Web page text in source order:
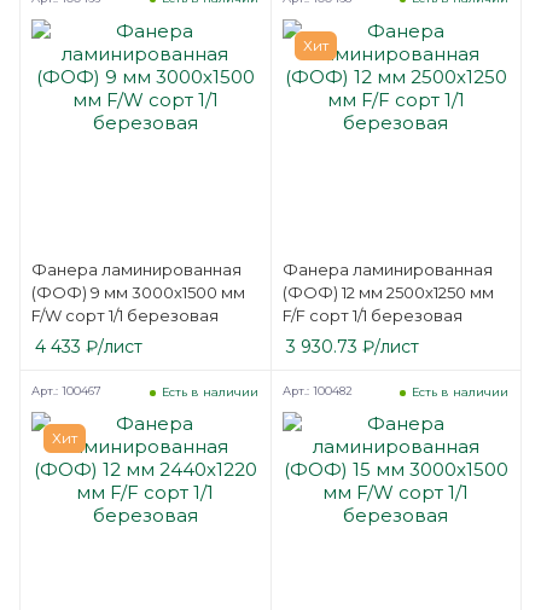
Фанера ламинированная
(ФОФ) 9 мм 3000х1500 мм
F/W сорт 1/1 березовая
4 433 ₽/лист
Хит
Фанера ламинированная
(ФОФ) 12 мм 2500х1250 мм
F/F сорт 1/1 березовая
3 930.73 ₽/лист
Хит
Есть в наличии
Арт.: 100467 Есть в наличии
Арт.: 100482